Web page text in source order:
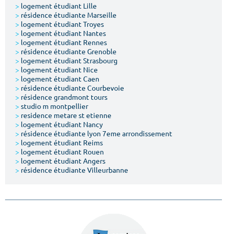
Type de location
Votre date d'entrée
> logement étudiant Lille
> résidence étudiante Marseille
> logement étudiant Troyes
> logement étudiant Nantes
> logement étudiant Rennes
> résidence étudiante Grenoble
> logement étudiant Strasbourg
> logement étudiant Nice
> logement étudiant Caen
> résidence étudiante Courbevoie
> résidence grandmont tours
> studio m montpellier
> residence metare st etienne
> logement étudiant Nancy
> résidence étudiante lyon 7eme arrondissement
> logement étudiant Reims
> logement étudiant Rouen
> logement étudiant Angers
> résidence étudiante Villeurbanne